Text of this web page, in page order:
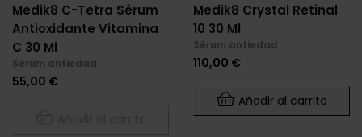
Medik8 C-Tetra Sérum
Antioxidante Vitamina
C 30 Ml
Sérum antiedad
Precio
55,00 €
Medik8 Crystal Retinal
10 30 Ml
Sérum antiedad
Precio
110,00 €
Añadir al carrito